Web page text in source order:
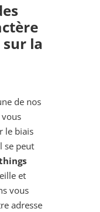
la
de nos
le biais
se peut
et
vous
adresse